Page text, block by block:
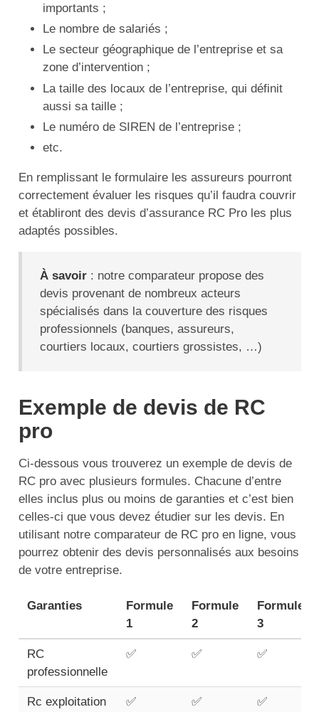
importants ;
Le nombre de salariés ;
Le secteur géographique de l’entreprise et sa
zone d’intervention ;
La taille des locaux de l’entreprise, qui définit
aussi sa taille ;
Le numéro de SIREN de l’entreprise ;
etc.
En remplissant le formulaire les assureurs pourront
correctement évaluer les risques qu’il faudra couvrir
et établiront des devis d’assurance RC Pro les plus
adaptés possibles.
À savoir : notre comparateur propose des
devis provenant de nombreux acteurs
spécialisés dans la couverture des risques
professionnels (banques, assureurs,
courtiers locaux, courtiers grossistes, …)
Exemple de devis de RC
pro
Ci-dessous vous trouverez un exemple de devis de
RC pro avec plusieurs formules. Chacune d’entre
elles inclus plus ou moins de garanties et c’est bien
celles-ci que vous devez étudier sur les devis. En
utilisant notre comparateur de RC pro en ligne, vous
pourrez obtenir des devis personnalisés aux besoins
de votre entreprise.
Garanties
Formule
1
Formule
2
Formule
3
RC
professionnelle
✅ ✅ ✅
Rc exploitation ✅ ✅ ✅